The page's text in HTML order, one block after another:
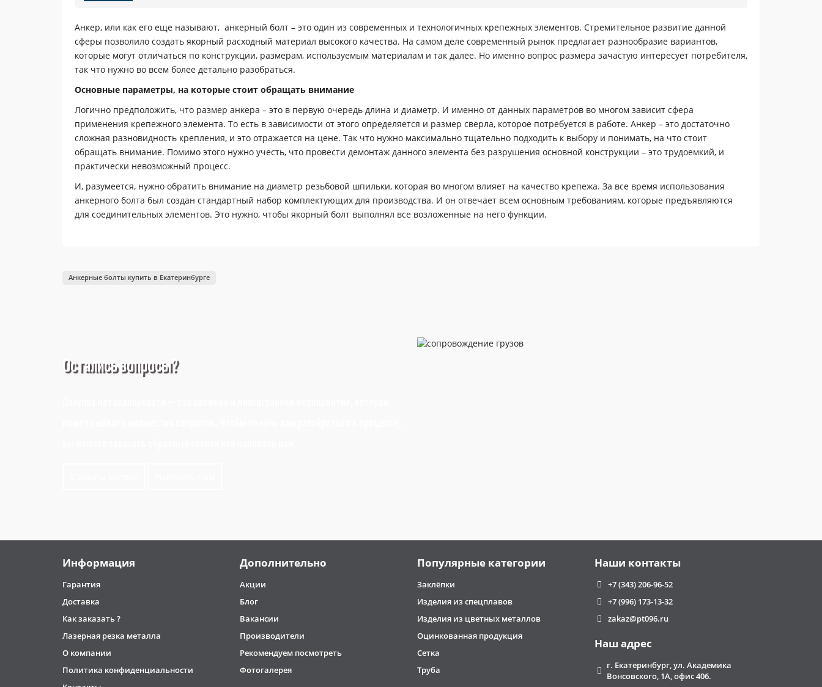
Анкер, или как его еще называют, анкерный болт – это один из современных и технологичных крепежных элементов. Стремительное развитие данной
сферы позволило создать якорный расходный материал высокого качества. На самом деле современный рынок предлагает разнообразие вариантов,
которые могут отличаться по конструкции, размерам, используемым материалам и так далее. Но именно вопрос размера зачастую интересует потребителя,
так что нужно во всем более детально разобраться.
Основные параметры, на которые стоит обращать внимание
Логично предположить, что размер анкера – это в первую очередь длина и диаметр. И именно от данных параметров во многом зависит сфера
применения крепежного элемента. То есть в зависимости от этого определяется и размер сверла, которое потребуется в работе. Анкер – это достаточно
сложная разновидность крепления, и это отражается на цене. Так что нужно максимально тщательно подходить к выбору и понимать, на что стоит
обращать внимание. Помимо этого нужно учесть, что провести демонтаж данного элемента без разрушения основной конструкции – это трудоемкий, и
практически невозможный процесс.
И, разумеется, нужно обратить внимание на диаметр резьбовой шпильки, которая во многом влияет на качество крепежа. За все время использования
анкерного болта был создан стандартный набор комплектующих для производства. И он отвечает всем основным требованиям, которые предъявляются
для соединительных элементов. Это нужно, чтобы якорный болт выполнял все возложенные на него функции.
В данном случае речь идет о диаметре именно распорной втулки, которая определяет размер сверла, требуемого для работы. От данного показателя
Длина
Анкерные болты купить в Екатеринбурге
Остались вопросы?
Информация
Гарантия
Доставка
Как заказать ?
Лазерная резка металла
О компании
Политика конфиденциальности
Дополнительно
Акции
Блог
Вакансии
Производители
Рекомендуем посмотреть
Фотогалерея
Популярные категории
Заклёпки
Изделия из спецплавов
Изделия из цветных металлов
Оцинкованная продукция
Сетка
Труба
Наши контакты
+7 (343) 206-96-52
+7 (996) 173-13-32
zakaz@pt096.ru
Наш адрес
г. Екатеринбург, ул. Академика
Вонсовского, 1А, офис 406.